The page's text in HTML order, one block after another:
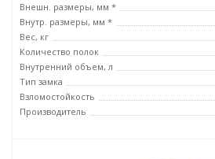
Внешн. размеры, мм *
Внутр. размеры, мм *
Вес, кг
Количество полок
Внутренний объем, л
Тип замка
Взломостойкость
Производитель